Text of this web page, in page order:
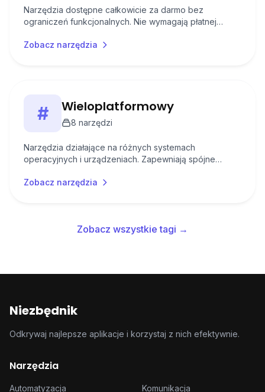
Narzędzia dostępne całkowicie za darmo bez
ograniczeń funkcjonalnych. Nie wymagają płatnej
Zobacz narzędzia
# Wieloplatformowy
8 narzędzi
Narzędzia działające na różnych systemach
operacyjnych i urządzeniach. Zapewniają spójne
Zobacz narzędzia
Zobacz wszystkie tagi →
Niezbędnik
Odkrywaj najlepsze aplikacje i korzystaj z nich efektywnie.
Narzędzia
Automatyzacja
Komunikacja